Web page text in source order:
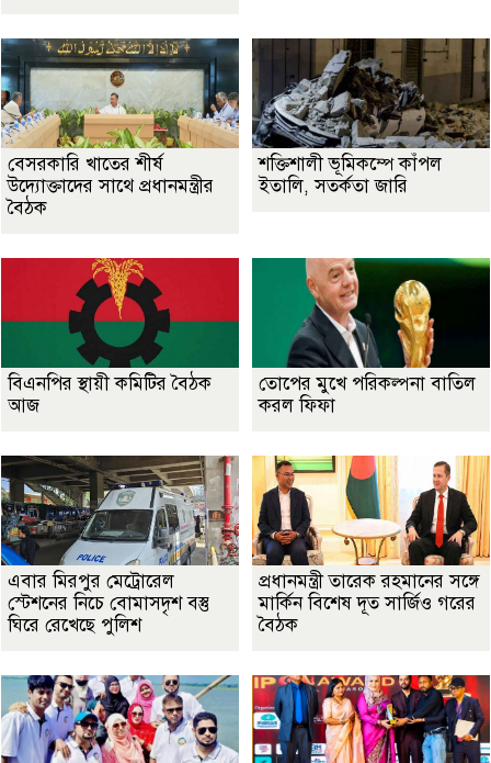
বেসরকারি খাতের শীর্ষ
উদ্যোক্তাদের সাথে প্রধানমন্ত্রীর
বৈঠক
শক্তিশালী ভূমিকম্পে কাঁপল
ইতালি, সতর্কতা জারি
বিএনপির স্থায়ী কমিটির বৈঠক
আজ
তোপের মুখে পরিকল্পনা বাতিল
করল ফিফা
এবার মিরপুর মেট্রোরেল
স্টেশনের নিচে বোমাসদৃশ বস্তু
ঘিরে রেখেছে পুলিশ
প্রধানমন্ত্রী তারেক রহমানের সঙ্গে
মার্কিন বিশেষ দূত সার্জিও গরের
বৈঠক